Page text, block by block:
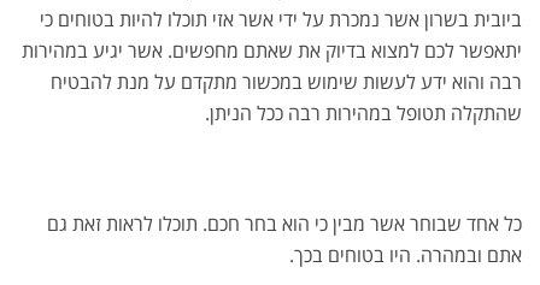
ביובית בשרון אשר נמכרת על ידי אשר אזי תוכלו להיות בטוחים כי
יתאפשר לכם למצוא בדיוק את שאתם מחפשים. אשר יגיע במהירות
רבה והוא ידע לעשות שימוש במכשור מתקדם על מנת להבטיח
שהתקלה תטופל במהירות רבה ככל הניתן.
כל אחד שבוחר אשר מבין כי הוא בחר חכם. תוכלו לראות זאת גם
אתם ובמהרה. היו בטוחים בכך.